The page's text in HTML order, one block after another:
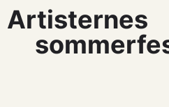
Artisternes